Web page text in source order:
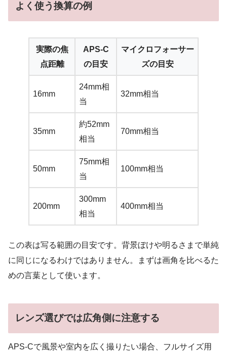
よく使う換算の例
実際の焦
点距離
APS-C
の目安
マイクロフォーサー
ズの目安
16mm
24mm相
当
32mm相当
35mm
約52mm
相当
70mm相当
50mm
75mm相
当
100mm相当
200mm
300mm
相当
400mm相当
この表は写る範囲の目安です。背景ぼけや明るさまで単純
に同じになるわけではありません。まずは画角を比べるた
めの言葉として使います。
レンズ選びでは広角側に注意する
APS-Cで風景や室内を広く撮りたい場合、フルサイズ用